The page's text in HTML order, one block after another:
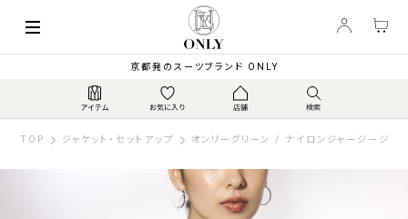
京都発のスーツブランド ONLY
TOP ジャケット・セットアップ オンリーグリーン / ナイロンジャージージャ